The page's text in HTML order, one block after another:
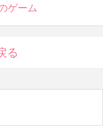
ゲーム
る